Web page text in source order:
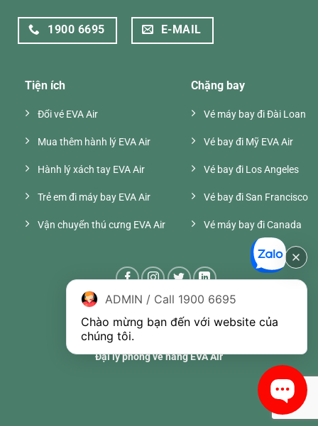
1900 6695 E-MAIL
Tiện ích
Đổi vé EVA Air
Mua thêm hành lý EVA Air
Hành lý xách tay EVA Air
Trẻ em đi máy bay EVA Air
Vận chuyển thú cưng EVA Air
Chặng bay
Vé máy bay đi Đài Loan
Vé bay đi Mỹ EVA Air
Vé bay đi Los Angeles
Vé bay đi San Francisco
Vé máy bay đi Canada
Đại lý phòng vé hãng EVA Air
ADMIN / Call 1900 6695
Chào mừng bạn đến với website của
chúng tôi.